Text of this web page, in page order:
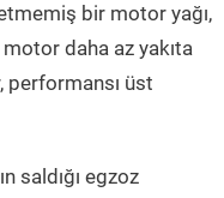
bir motor yağı,
daha az yakıta
performansı üst
saldığı egzoz